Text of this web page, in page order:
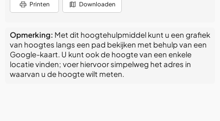
Printen Downloaden
Opmerking: Met dit hoogtehulpmiddel kunt u een grafiek
van hoogtes langs een pad bekijken met behulp van een
Google-kaart. U kunt ook de hoogte van een enkele
locatie vinden; voer hiervoor simpelweg het adres in
waarvan u de hoogte wilt meten.